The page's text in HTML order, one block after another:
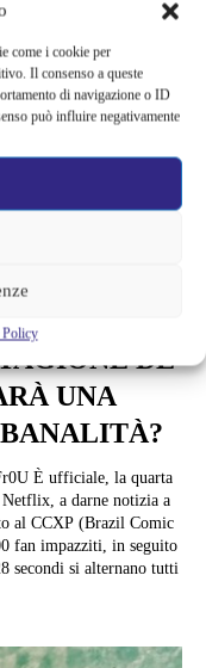
come i cookie per
Il consenso a queste
di navigazione o ID
può influire negativamente
Policy
DE
UNA
a darne notizia a
al CCXP (Brazil Comic
fan impazziti, in seguito
secondi si alternano tutti